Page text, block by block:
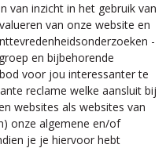
van inzicht in het gebruik van
van onze website en
-
en bijbehorende
voor jou interessanter te
reclame welke aansluit bij
websites als websites van
onze algemene en/of
je je hiervoor hebt